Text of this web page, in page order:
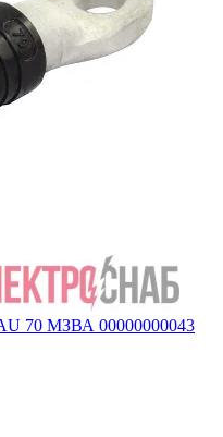
70 МЗВА 00000000043